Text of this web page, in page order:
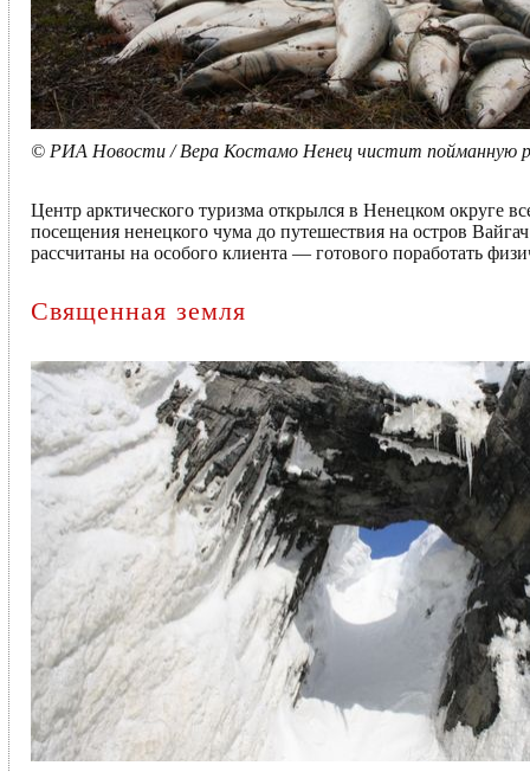
© РИА Новости / Вера Костамо Ненец чистит пойманную
Центр арктического туризма открылся в Ненецком округе
посещения ненецкого чума до путешествия на остров
рассчитаны на особого клиента — готового поработать
Священная земля